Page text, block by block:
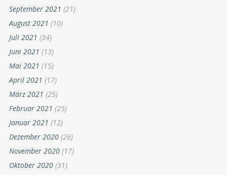
September 2021 (21)
August 2021 (10)
Juli 2021 (34)
Juni 2021 (13)
Mai 2021 (15)
April 2021 (17)
März 2021 (25)
Februar 2021 (25)
Januar 2021 (12)
Dezember 2020 (26)
November 2020 (17)
Oktober 2020 (31)